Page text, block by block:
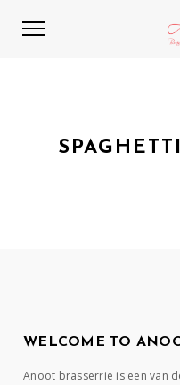
WELCOME TO
Anoot brasserrie is een van